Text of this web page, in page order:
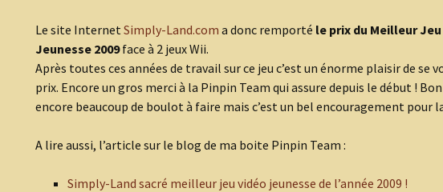
Le site InternetSimply-Land.com a donc remporté le prix du Meilleur
Jeunesse 2009face à 2 jeux Wii.
Après toutes ces années de travail sur ce jeu c’est un énorme plaisir de se
prix. Encore un gros merci à la Pinpin Team qui assure depuis le début !
encore beaucoup de boulot à faire mais c’est un bel encouragement pour
A lire aussi, l’article sur le blog de ma boite Pinpin Team :
Simply-Land sacré meilleur jeu vidéo jeunesse de l’année 2009 !